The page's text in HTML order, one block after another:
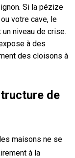
Si la pézize
votre cave, le
niveau de crise.
à des
des cloisons à
de
maisons ne se
à la